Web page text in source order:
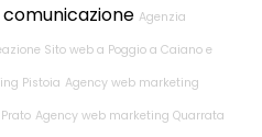
comunicazione Agenzia
Sito web a Poggio a Caiano e
Pistoia Agency web marketing
Agency web marketing Quarrata